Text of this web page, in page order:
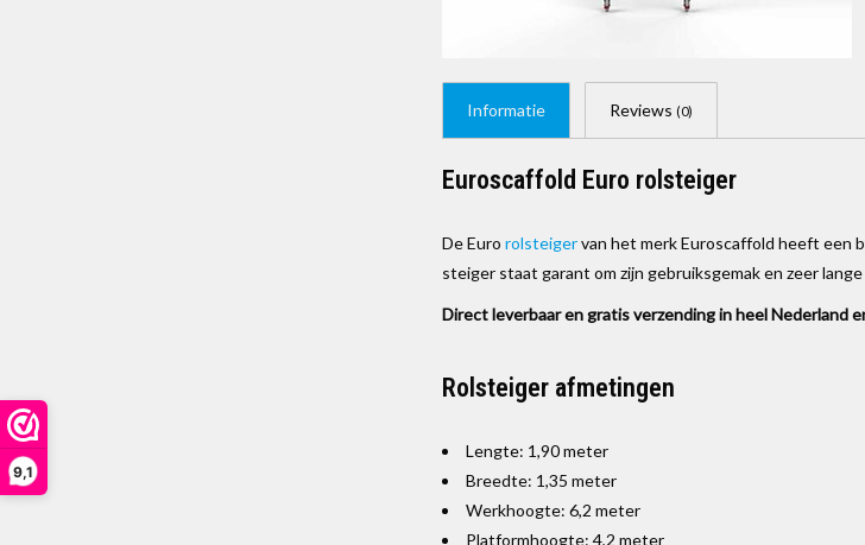
9,1
Informatie Reviews (0)
Euroscaffold Euro rolsteiger
De Euro rolsteigervan het merk Euroscaffold heeft een
steiger staat garant om zijn gebruiksgemak en zeer
Direct leverbaar en gratis verzending in heel Nederland
Rolsteiger afmetingen
Lengte: 1,90 meter
Breedte: 1,35 meter
Werkhoogte: 6,2 meter
Platformhoogte: 4,2 meter